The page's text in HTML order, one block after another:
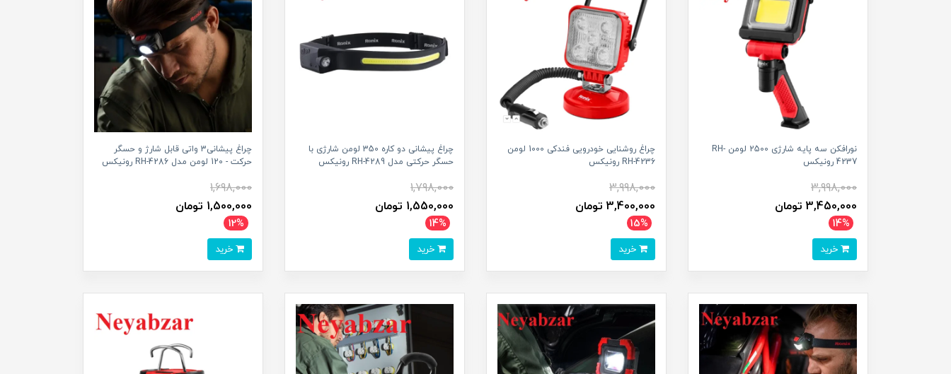
نورافکن سه پایه شارژی 2500 لومن RH-
4237 رونیکس
3,998,000
3,450,000 تومان
14%
چراغ روشنایی خودرویی فندکی 1000 لومن
RH-4236 رونیکس
3,998,000
3,400,000 تومان
15%
چراغ پیشانی دو کاره 350 لومن شارژی با
حسگر حرکتی مدل RH-4289 رونیکس
1,798,000
1,550,000 تومان
14%
چراغ پیشانی3 واتی قابل شارژ و حسگر
حرکت - 120 لومن مدل RH-4286 رونیکس
1,698,000
1,500,000 تومان
12%